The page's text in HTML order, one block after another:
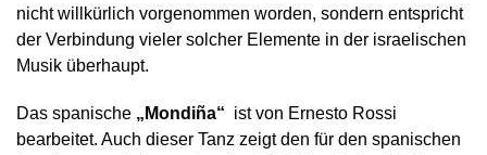
nicht willkürlich vorgenommen worden, sondern entspricht
der Verbindung vieler solcher Elemente in der israelischen
Musik überhaupt.
Das spanische „Mondiña“ ist von Ernesto Rossi
bearbeitet. Auch dieser Tanz zeigt den für den spanischen